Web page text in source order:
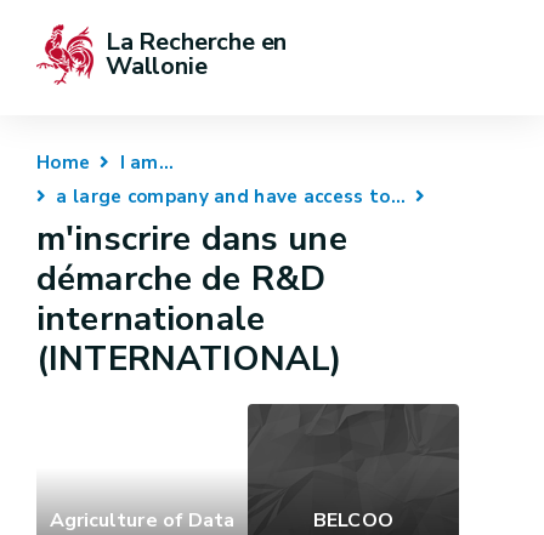
La Recherche en
Wallonie
Home
I am...
a large company and have access to...
m'inscrire dans une
démarche de R&D
internationale
(INTERNATIONAL)
Agriculture of Data BELCOO